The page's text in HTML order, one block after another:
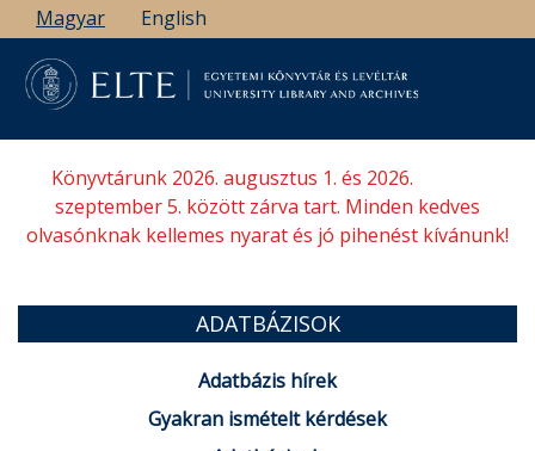
Ugrás
a
tartalomra
Magyar English
Könyvtárunk 2026. augusztus 1. és 2026.
szeptember 5. között zárva tart. Minden kedves
olvasónknak kellemes nyarat és jó pihenést kívánunk!
ADATBÁZISOK
Adatbázis hírek
Gyakran ismételt kérdések